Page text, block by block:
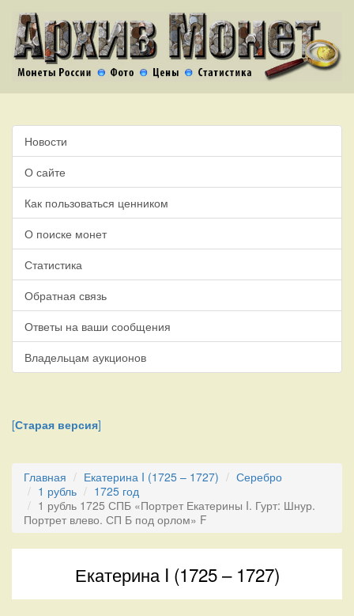
Новости
О сайте
Как пользоваться ценником
О поиске монет
Статистика
Обратная связь
Ответы на ваши сообщения
Владельцам аукционов
[Старая версия]
Главная Екатерина I (1725 – 1727)
Серебро
1 рубль
1725 год
1 рубль 1725 СПБ «Портрет Екатерины I. Гурт: Шнур.
Портрет влево. СП Б под орлом» F
Екатерина I (1725 – 1727)